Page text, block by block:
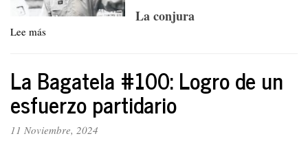
La conjura
Lee más
vez
un
patriota
La Bagatela #100: Logro de un
esfuerzo partidario
11 Noviembre, 2024